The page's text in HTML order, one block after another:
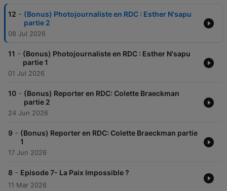
12 - (Bonus) Photojournaliste en RDC : Esther N'sapu
partie 2
08 Jul 2026
11 - (Bonus) Photojournaliste en RDC : Esther N'sapu
partie 1
01 Jul 2026
10 - (Bonus) Reporter en RDC: Colette Braeckman
partie 2
24 Jun 2026
9 - (Bonus) Reporter en RDC: Colette Braeckman partie
1
17 Jun 2026
8 - Episode 7- La Paix Impossible ?
11 Mar 2026